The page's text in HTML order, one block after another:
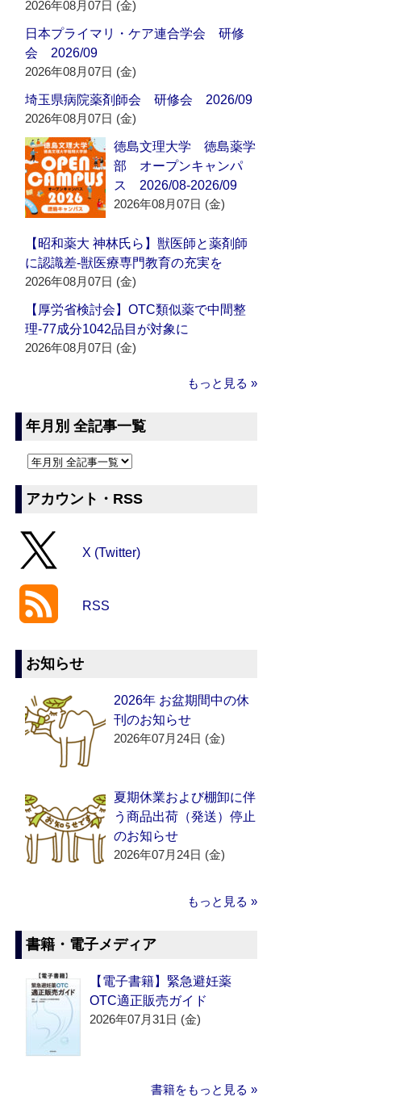
2026年08月07日 (金)
日本プライマリ・ケア連合学会 研修
会 2026/09
2026年08月07日 (金)
埼玉県病院薬剤師会 研修会 2026/09
2026年08月07日 (金)
徳島文理大学 徳島薬学
部 オープンキャンパ
ス 2026/08-2026/09
2026年08月07日 (金)
【昭和薬大 神林氏ら】獣医師と薬剤師
に認識差‐獣医療専門教育の充実を
2026年08月07日 (金)
【厚労省検討会】OTC類似薬で中間整
理‐77成分1042品目が対象に
2026年08月07日 (金)
もっと見る »
年月別 全記事一覧
アカウント・RSS
X (Twitter)
RSS
お知らせ
2026年 お盆期間中の休
刊のお知らせ
2026年07月24日 (金)
夏期休業および棚卸に伴
う商品出荷（発送）停止
のお知らせ
2026年07月24日 (金)
もっと見る »
書籍・電子メディア
【電子書籍】緊急避妊薬
OTC適正販売ガイド
2026年07月31日 (金)
書籍をもっと見る »